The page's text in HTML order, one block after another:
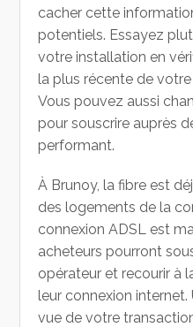
cacher cette
potentiels. Essayez
votre installation en
la plus récente de
Vous pouvez aussi
pour souscrire auprès
performant.
À Brunoy, la fibre est
des logements de la
connexion ADSL est
acheteurs pourront
opérateur et recourir à
leur connexion
vue de votre